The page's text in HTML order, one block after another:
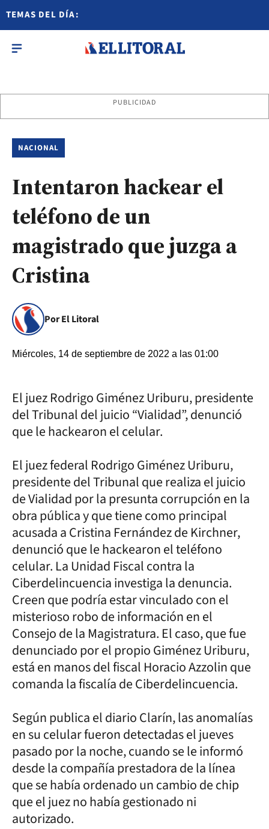
TEMAS DEL DÍA:
PUBLICIDAD
NACIONAL
Intentaron hackear el
teléfono de un
magistrado que juzga a
Cristina
Por El Litoral
Miércoles, 14 de septiembre de 2022 a las 01:00
El juez Rodrigo Giménez Uriburu, presidente
del Tribunal del juicio “Vialidad”, denunció
que le hackearon el celular.
El juez federal Rodrigo Giménez Uriburu,
presidente del Tribunal que realiza el juicio
de Vialidad por la presunta corrupción en la
obra pública y que tiene como principal
acusada a Cristina Fernández de Kirchner,
denunció que le hackearon el teléfono
celular. La Unidad Fiscal contra la
Ciberdelincuencia investiga la denuncia.
Creen que podría estar vinculado con el
misterioso robo de información en el
Consejo de la Magistratura. El caso, que fue
denunciado por el propio Giménez Uriburu,
está en manos del fiscal Horacio Azzolin que
comanda la fiscalía de Ciberdelincuencia.
Según publica el diario Clarín, las anomalías
en su celular fueron detectadas el jueves
pasado por la noche, cuando se le informó
desde la compañía prestadora de la línea
que se había ordenado un cambio de chip
que el juez no había gestionado ni
autorizado.